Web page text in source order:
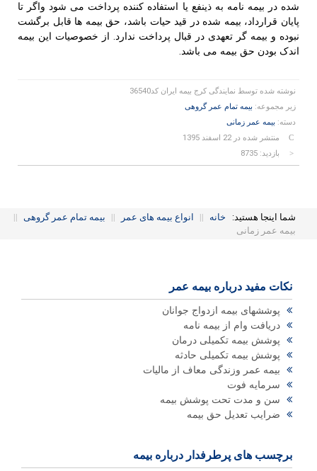
شده در بیمه نامه به ذینفع یا استفاده کننده پرداخت می شود واگر تا
پایان قرارداد، بیمه شده در قید حیات باشد، حق بیمه ها قابل برگشت
نبوده و بیمه گر تعهدی در قبال پرداخت ندارد. از خصوصیات این بیمه
اندک بودن حق بیمه می باشد.
نوشته شده توسط نمایندگی کرج بیمه ایران کد36540
زیر مجموعه: بیمه تمام عمر گروهی
دسته: بیمه عمر زمانی
منتشر شده در 22 اسفند 1395
بازدید: 8735
شما اینجا هستید: خانه || انواع بیمه های عمر || بیمه تمام عمر گروهی ||
بیمه عمر زمانی
نکات مفید درباره بیمه عمر
پوششهای بیمه ازدواج جوانان
دریافت وام از بیمه نامه
پوشش بیمه تکمیلی درمان
پوشش بیمه تکمیلی حادثه
بیمه عمر وزندگی معاف از مالیات
سرمایه فوت
سن و مدت تحت پوشش بیمه
ضرایب تعدیل حق بیمه
برچسب های پرطرفدار درباره بیمه